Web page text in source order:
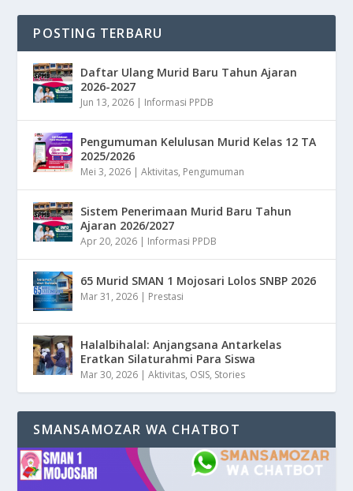
POSTING TERBARU
Daftar Ulang Murid Baru Tahun Ajaran
2026-2027
Jun 13, 2026 | Informasi PPDB
Pengumuman Kelulusan Murid Kelas 12 TA
2025/2026
Mei 3, 2026 |Aktivitas, Pengumuman
Sistem Penerimaan Murid Baru Tahun
Ajaran 2026/2027
Apr 20, 2026 | Informasi PPDB
65 Murid SMAN 1 Mojosari Lolos SNBP 2026
Mar 31, 2026 | Prestasi
Halalbihalal: Anjangsana Antarkelas
Eratkan Silaturahmi Para Siswa
Mar 30, 2026 |Aktivitas, OSIS, Stories
SMANSAMOZAR WA CHATBOT